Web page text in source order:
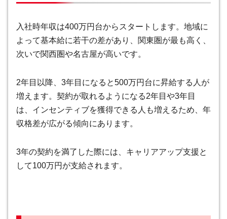
入社時年収は400万円台からスタート します。地域に
よって基本給に若干の差があり、関東圏が最も高く、
次いで関西圏や名古屋が高いです。
2年目以降、3年目になると500万円台に昇給する人が
増えます。契約が取れるようになる2年目や3年目
は、インセンティブを獲得できる人も増えるため、年
収格差が広がる傾向にあります。
3年の契約を満了した際には、キャリアアップ支援と
して100万円が支給されます。